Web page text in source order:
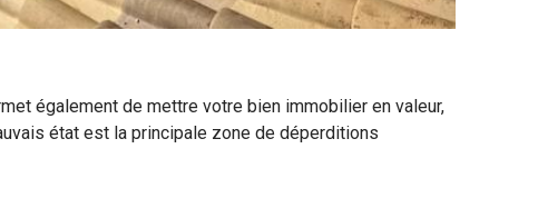
également de mettre votre bien immobilier en valeur,
état est la principale zone de déperditions